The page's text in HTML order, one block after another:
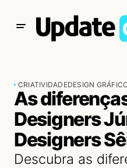
CRIATIVIDADEDESIGN
As
Designers
Designers
Descubra as